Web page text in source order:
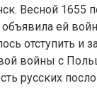
Весной
ей
отступить
войны с
русских